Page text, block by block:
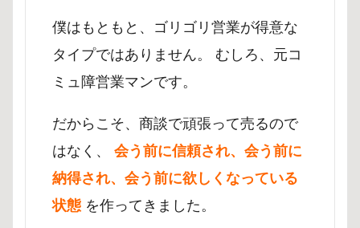
僕はもともと、ゴリゴリ営業が得意な
タイプではありません。 むしろ、元コ
ミュ障営業マンです。
だからこそ、商談で頑張って売るので
はなく、 会う前に信頼され、会う前に
納得され、会う前に欲しくなっている
状態 を作ってきました。